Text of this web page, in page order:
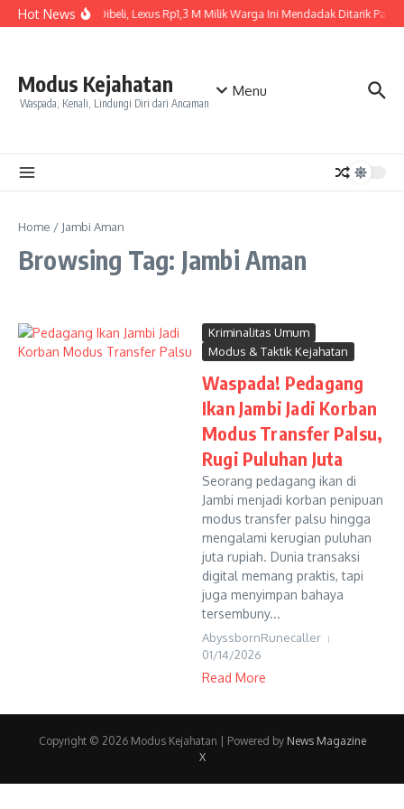
Skip to content
Hot NewsBaru Dibeli, Lexus Rp1,3 M Milik Warga Ini Mendadak Ditarik
Modus Kejahatan
Waspada, Kenali, Lindungi Diri dari Ancaman
Menu
Home / Jambi Aman
Browsing Tag: Jambi Aman
Kriminalitas Umum
Modus & Taktik Kejahatan
Waspada! Pedagang
Ikan Jambi Jadi Korban
Modus Transfer Palsu,
Rugi Puluhan Juta
Seorang pedagang ikan di
Jambi menjadi korban penipuan
modus transfer palsu hingga
mengalami kerugian puluhan
juta rupiah. Dunia transaksi
digital memang praktis, tapi
juga menyimpan bahaya
tersembuny...
AbyssbornRunecaller
01/14/2026
Read More
Copyright © 2026 Modus Kejahatan | Powered by News Magazine
X